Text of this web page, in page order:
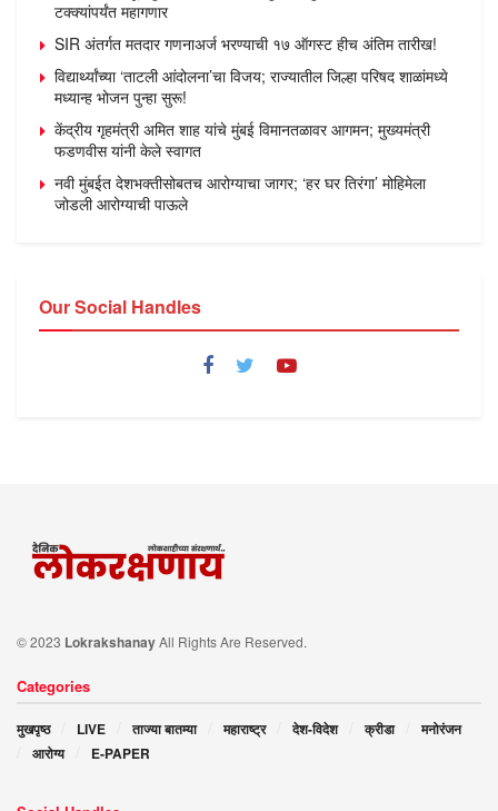
टक्क्यांपर्यंत महागणार
SIR अंतर्गत मतदार गणनाअर्ज भरण्याची १७ ऑगस्ट हीच अंतिम तारीख!
विद्यार्थ्यांच्या ‘ताटली आंदोलना’चा विजय; राज्यातील जिल्हा परिषद शाळांमध्ये
मध्यान्ह भोजन पुन्हा सुरू!
केंद्रीय गृहमंत्री अमित शाह यांचे मुंबई विमानतळावर आगमन; मुख्यमंत्री
फडणवीस यांनी केले स्वागत
नवी मुंबईत देशभक्तीसोबतच आरोग्याचा जागर; ‘हर घर तिरंगा’ मोहिमेला
जोडली आरोग्याची पाऊले
Our Social Handles
© 2023 LokrakshanayAll Rights Are Reserved.
Categories
मुखपृष्ठ LIVE ताज्या बातम्या महाराष्ट्र देश-विदेश क्रीडा
मनोरंजन
आरोग्य
E-PAPER